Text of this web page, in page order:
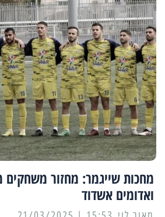
מחכות שייגמר: מחזור משחקים
ואדומים אשדוד